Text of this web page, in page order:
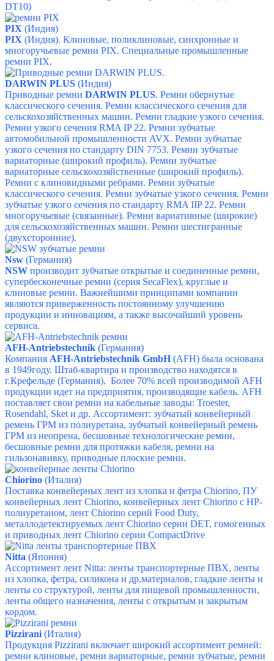
DT10)
PIX (Индия)
PIX (Индия). Клиновые, поликлиновые, синхронные и
многоручьевые ремни PIX. Специальные промышленные
ремни PIX.
DARWIN PLUS (Индия)
Приводные ремни DARWIN PLUS. Ремни обернутые
классического сечения. Ремни классического сечения для
сельскохозяйственных машин. Ремни гладкие узкого сечения.
Ремни узкого сечения RMA IP 22. Ремни зубчатые
автомобильной промышленности AVX. Ремни зубчатые
узкого сечения по стандарту DIN 7753. Ремни зубчатые
вариаторные (широкий профиль). Ремни зубчатые
вариаторные сельскохозяйственные (широкий профиль).
Ремни с клиновидными ребрами. Ремни зубчатые
классического сечения. Ремни зубчатые узкого сечения. Ремни
зубчатые узкого сечения по стандарту RMA IIP 22. Ремни
многоручьевые (связанные). Ремни вариативные (широкие)
для сельскохозяйственных машин. Ремни шестигранные
(двухсторонние).
Nsw (Германия)
NSW производит зубчатые открытые и соединенные ремни,
супербесконечные ремни (серия SecaFlex), круглые и
клиновые ремни. Важнейшими принципами компании
являются приверженность постоянному улучшению
продукции и инновациям, а также высочайший уровень
сервиса.
AFH-Antriebstechnik (Германия)
Компания AFH-Antriebstechnik GmbH (AFH) была основана
в 1949году. Штаб-квартира и производство находятся в
г.Крефельде (Германия). Более 70% всей производимой AFH
продукции идет на предприятия, производящие кабель. AFH
поставляет свои ремни на кабельные заводы: Troester,
Rosendahl, Sket и др. Ассортимент: зубчатый конвейерный
ремень ГРМ из полиуретана, зубчатый конвейерный ремень
ГРМ из неопрена, бесшовные технологические ремни,
бесшовные ремни для протяжки кабеля, ремни на
гильзонавивку, приводные плоские ремни.
Chiorino (Италия)
Поставка конвейерных лент из хлопка и фетра Chiorino, ПУ
конвейерных лент Chiorino, конвейерных лент Chiorino с HP-
полиуретаном, лент Chiorino серий Food Duty,
металлодетектируемых лент Chiorino серии DET, гомогенных
и приводных лент Chiorino серии CompactDrive
Nitta (Япония)
Ассортимент лент Nitta: ленты транспортерные ПВХ, ленты
из хлопка, фетра, силикона и др.материалов, гладкие ленты и
ленты со структурой, ленты для пищевой промышленности,
ленты общего назначения, ленты с открытым и закрытым
кордом.
Pizzirani (Италия)
Продукция Pizzirani включает широкий ассортимент ремней:
ремни клиновые, ремни вариаторные, ремни зубчатые, ремни